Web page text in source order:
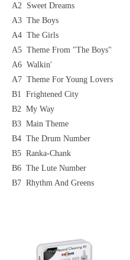
A2 Sweet Dreams
A3 The Boys
A4 The Girls
A5 Theme From "The Boys"
A6 Walkin'
A7 Theme For Young Lovers
B1 Frightened City
B2 My Way
B3 Main Theme
B4 The Drum Number
B5 Ranka-Chank
B6 The Lute Number
B7 Rhythm And Greens